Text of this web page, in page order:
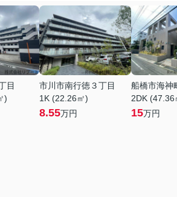
目
)
市川市南行徳３丁目
1K (22.26㎡)
8.55万円
船橋市海神
2DK (47.36
15万円